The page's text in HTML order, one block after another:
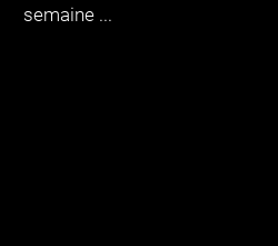
semaine ...